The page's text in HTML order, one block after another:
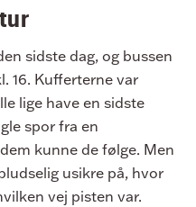
sidste dag, og bussen
16. Kufferterne var
lige have en sidste
spor fra en
kunne de følge. Men
usikre på, hvor
vej pisten var.